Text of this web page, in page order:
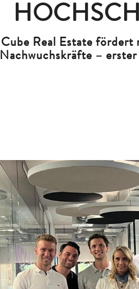
Cube Real Estate fördert
Nachwuchskräfte –